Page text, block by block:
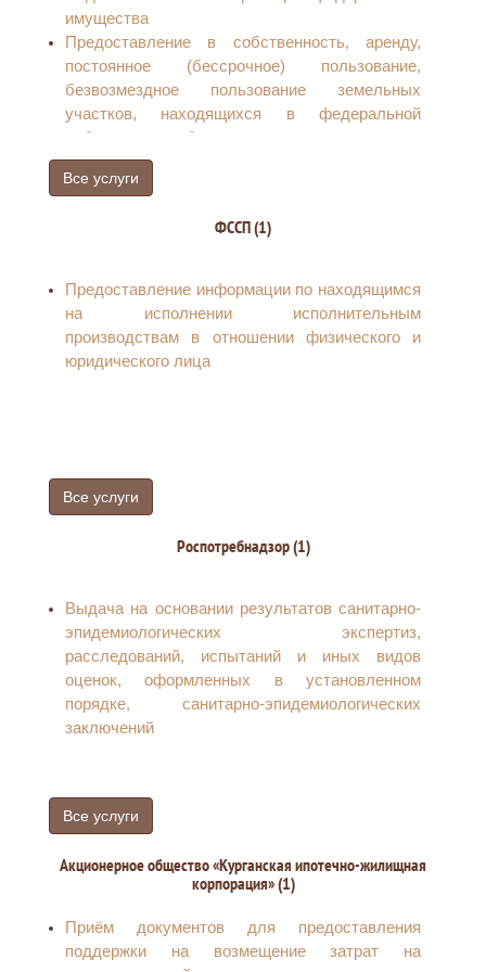
имущества
Предоставление в собственность, аренду,
постоянное (бессрочное) пользование,
безвозмездное пользование земельных
участков, находящихся в федеральной
собственности, без проведения торгов
Все услуги
ФССП (1)
Предоставление информации по находящимся
на исполнении исполнительным
производствам в отношении физического и
юридического лица
Все услуги
Роспотребнадзор (1)
Выдача на основании результатов санитарно-
эпидемиологических экспертиз,
расследований, испытаний и иных видов
оценок, оформленных в установленном
порядке, санитарно-эпидемиологических
заключений
Все услуги
Акционерное общество «Курганская ипотечно-жилищная
корпорация» (1)
Приём документов для предоставления
поддержки на возмещение затрат на